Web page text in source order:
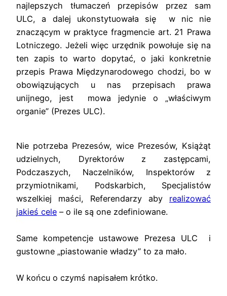
najlepszych tłumaczeń przepisów przez sam
ULC, a dalej ukonstytuowała się w nic nie
znaczącym w praktyce fragmencie art. 21 Prawa
Lotniczego. Jeżeli więc urzędnik powołuje się na
ten zapis to warto dopytać, o jaki konkretnie
przepis Prawa Międzynarodowego chodzi, bo w
obowiązujących u nas przepisach prawa
unijnego, jest mowa jedynie o „właściwym
organie” (Prezes ULC).
Nie potrzeba Prezesów, wice Prezesów, Książąt
udzielnych, Dyrektorów z zastępcami,
Podczaszych, Naczelników, Inspektorów z
przymiotnikami, Podskarbich, Specjalistów
wszelkiej maści, Referendarzy aby realizować
jakieś cele – o ile są one zdefiniowane.
Same kompetencje ustawowe Prezesa ULC i
gustowne „piastowanie władzy” to za mało.
W końcu o czymś napisałem krótko.